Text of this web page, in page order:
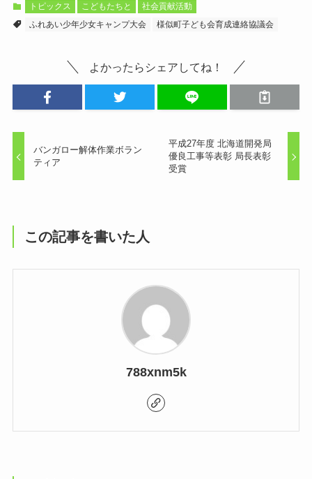
トピックス こどもたちと
社会貢献活動
ふれあい少年少女キャンプ大会
様似町子ども会育成連絡協議会
よかったらシェアしてね！
バンガロー解体作業ボラン
ティア
平成27年度 北海道開発局
優良工事等表彰 局長表彰
受賞
この記事を書いた人
788xnm5k